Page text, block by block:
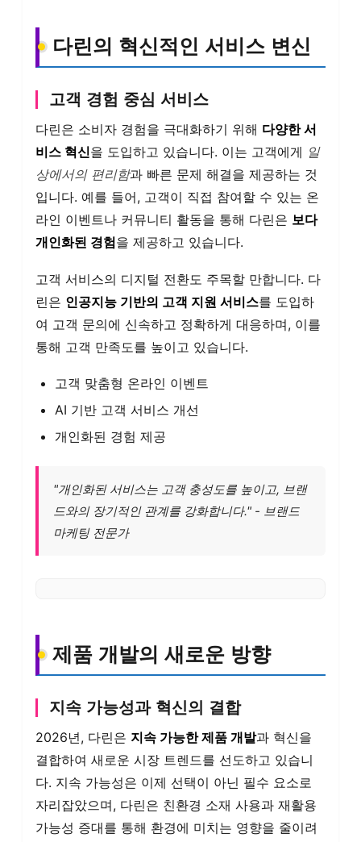
다린의 혁신적인 서비스 변신
고객 경험 중심 서비스
다린은 소비자 경험을 극대화하기 위해 다양한 서
비스 혁신을 도입하고 있습니다. 이는 고객에게 일
상에서의 편리함과 빠른 문제 해결을 제공하는 것
입니다. 예를 들어, 고객이 직접 참여할 수 있는 온
라인 이벤트나 커뮤니티 활동을 통해 다린은 보다
개인화된 경험을 제공하고 있습니다.
고객 서비스의 디지털 전환도 주목할 만합니다. 다
린은 인공지능 기반의 고객 지원 서비스를 도입하
여 고객 문의에 신속하고 정확하게 대응하며, 이를
통해 고객 만족도를 높이고 있습니다.
고객 맞춤형 온라인 이벤트
AI 기반 고객 서비스 개선
개인화된 경험 제공
"개인화된 서비스는 고객 충성도를 높이고, 브랜
드와의 장기적인 관계를 강화합니다." - 브랜드
마케팅 전문가
제품 개발의 새로운 방향
지속 가능성과 혁신의 결합
2026년, 다린은 지속 가능한 제품 개발과 혁신을
결합하여 새로운 시장 트렌드를 선도하고 있습니
다. 지속 가능성은 이제 선택이 아닌 필수 요소로
자리잡았으며, 다린은 친환경 소재 사용과 재활용
가능성 증대를 통해 환경에 미치는 영향을 줄이려